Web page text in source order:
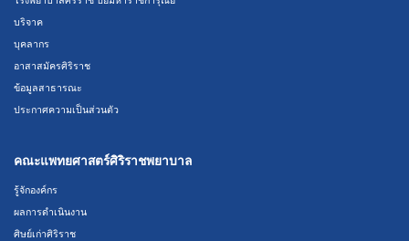
บริจาค
บุคลากร
อาสาสมัครศิริราช
ข้อมูลสาธารณะ
ประกาศความเป็นส่วนตัว
คณะแพทยศาสตร์ศิริราชพยาบาล
รู้จักองค์กร
ผลการดำเนินงาน
ศิษย์เก่าศิริราช